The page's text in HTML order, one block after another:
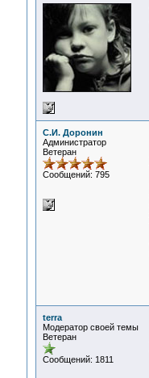
С.И. Доронин
Администратор
Ветеран
Сообщений: 795
terra
Модератор своей темы
Ветеран
Сообщений: 1811